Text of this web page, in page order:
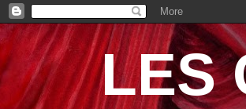
LES